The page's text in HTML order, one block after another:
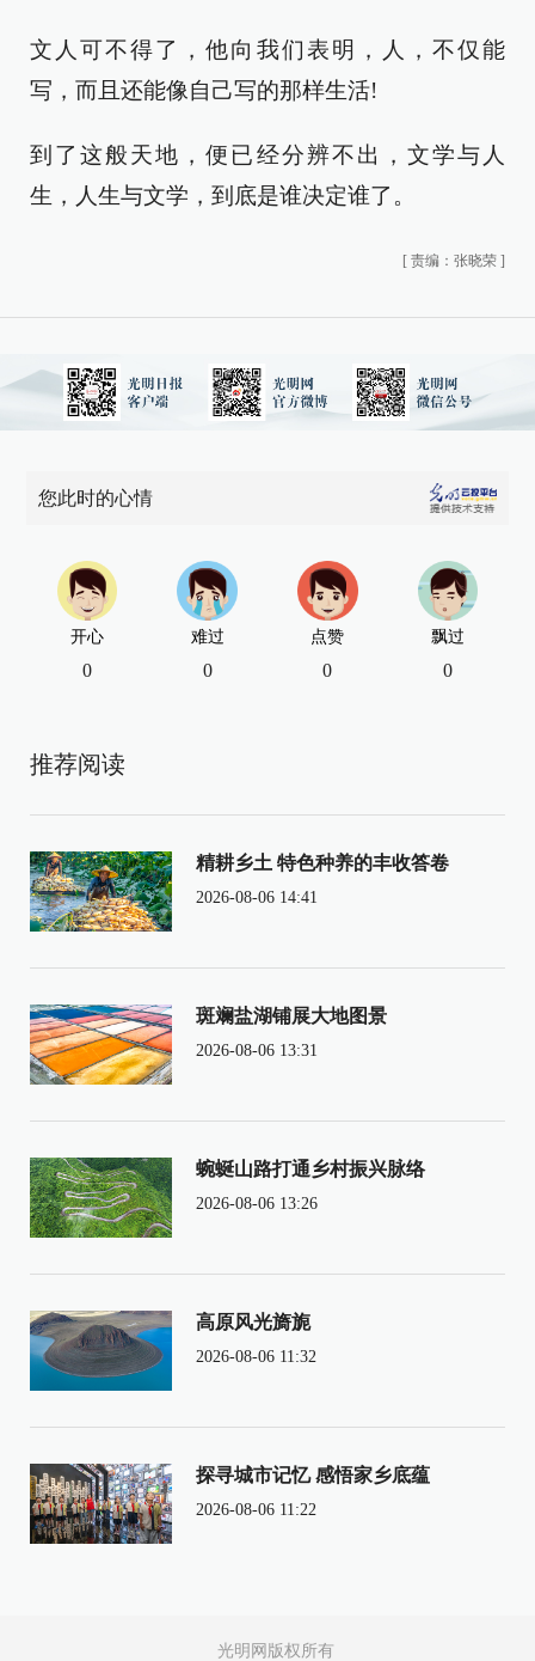
文人可不得了，他向我们表明，人，不仅能
写，而且还能像自己写的那样生活!
到了这般天地，便已经分辨不出，文学与人
生，人生与文学，到底是谁决定谁了。
[ 责编：张晓荣 ]
您此时的心情
开心
0
难过
0
点赞
0
飘过
0
推荐阅读
精耕乡土 特色种养的丰收答卷
2026-08-06 14:41
斑斓盐湖铺展大地图景
2026-08-06 13:31
蜿蜒山路打通乡村振兴脉络
2026-08-06 13:26
高原风光旖旎
2026-08-06 11:32
探寻城市记忆 感悟家乡底蕴
2026-08-06 11:22
光明网版权所有